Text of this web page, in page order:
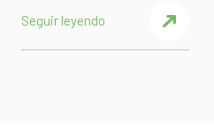
Seguir leyendo